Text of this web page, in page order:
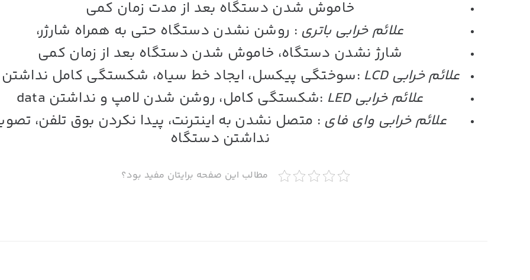
خاموش شدن دستگاه بعد از مدت زمان کمی
علائم خرابی باتری : روشن نشدن دستگاه حتی به همراه شارژر،
شارژ نشدن دستگاه، خاموش شدن دستگاه بعد از زمان کمی
علائم خرابیLCD
:سوختگی پیکسل، ایجاد خط سیاه، شکستگی کامل نداشتن
علائم خرابیLED
:شکستگی کامل، روشن شدن لامپ و نداشتن data
علائم خرابی وای فای : متصل نشدن به اینترنت، پیدا نکردن بوق تلفن،
نداشتن دستگاه
مطالب این صفحه برایتان مفید بود؟